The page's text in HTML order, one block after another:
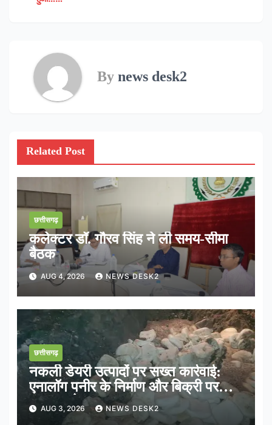
By news desk2
Related Post
छत्तीसगढ़
कलेक्टर डॉ. गौरव सिंह ने ली समय-सीमा
बैठक
AUG 4, 2026 NEWS DESK2
छत्तीसगढ़
नकली डेयरी उत्पादों पर सख्त कार्रवाई:
एनालॉग पनीर के निर्माण और बिक्री पर
तत्काल रोक
AUG 3, 2026 NEWS DESK2